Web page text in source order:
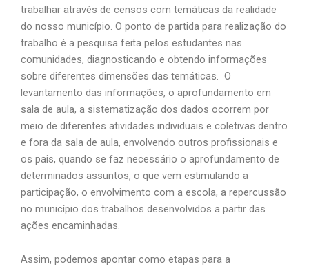
trabalhar através de censos com temáticas da realidade
do nosso município. O ponto de partida para realização do
trabalho é a pesquisa feita pelos estudantes nas
comunidades, diagnosticando e obtendo informações
sobre diferentes dimensões das temáticas. O
levantamento das informações, o aprofundamento em
sala de aula, a sistematização dos dados ocorrem por
meio de diferentes atividades individuais e coletivas dentro
e fora da sala de aula, envolvendo outros profissionais e
os pais, quando se faz necessário o aprofundamento de
determinados assuntos, o que vem estimulando a
participação, o envolvimento com a escola, a repercussão
no município dos trabalhos desenvolvidos a partir das
ações encaminhadas.
Assim, podemos apontar como etapas para a